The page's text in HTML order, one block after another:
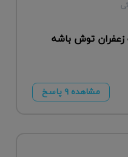
زعفران توش باشه
مشاهده ۹ پاسخ